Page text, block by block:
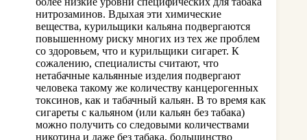
нитрозаминов. Вдыхая эти химические
вещества, курильщики кальяна подвергаются
повышенному риску многих из тех же проблем
со здоровьем, что и курильщики сигарет. К
сожалению, специалисты считают, что
нетабачные кальянные изделия подвергают
человека такому же количеству канцерогенных
токсинов, как и табачный кальян. В то время как
сигареты с кальяном (или кальян без табака)
можно получить со следовыми количествами
никотина и даже без табака, большинство